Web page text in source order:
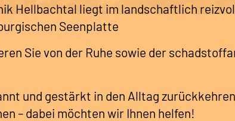
Hellbachtal liegt im landschaftlich
Seenplatte
Sie von der Ruhe sowie der
und gestärkt in den Alltag
– dabei möchten wir Ihnen helfen!